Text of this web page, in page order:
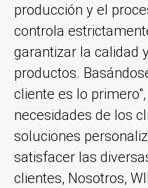
producción y el
controla
garantizar la calidad
productos.
cliente es lo
necesidades de los
soluciones
satisfacer las
clientes, Nosotros,